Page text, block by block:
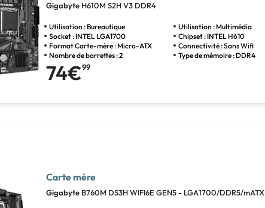
Gigabyte H610M S2H V3 DDR4
Utilisation : Bureautique
Utilisation : Multimédia
Socket : INTEL LGA1700
Chipset : INTEL H610
Format Carte-mère : Micro-ATX
Connectivité : Sans Wifi
Nombre de barrettes : 2
Type de mémoire : DDR4
74€99
Carte mère
Gigabyte B760M DS3H WIFI6E GEN5 - LGA1700/DDR5/mATX